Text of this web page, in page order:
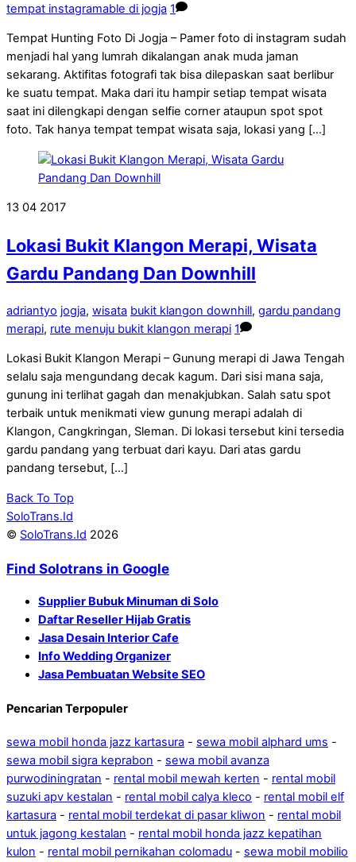
tempat instagramable di jogja 1
Tempat Hunting Foto Di Jogja – Pamer foto di instagram sudah
menjadi hal yang lumrah dikalangan anak muda jaman
sekarang. Aktifitas fotografi tak bisa dilepaskan saat berlibur
ke suatu tempat. Maka dari itu hampir setiap tempat wisata
saat ini dilengkapi dengan selfie corner ataupun spot spot
foto. Tak hanya tempat tempat wisata saja, lokasi yang […]
13 04 2017
Lokasi Bukit Klangon Merapi, Wisata
Gardu Pandang Dan Downhill
adriantyo jogja, wisata bukit klangon downhill, gardu pandang
merapi, rute menuju bukit klangon merapi 1
Lokasi Bukit Klangon Merapi – Gunung merapi di Jawa Tengah
selalu saja mengundang decak kagum. Dari sisi mana saja,
gunung ini terlihat gagah dan menakjubkan. Salah satu spot
terbaik untuk menikmati view gunung merapi adalah di
Klangon, Cangkringan, Sleman. Di lokasi tersebut kini tersedia
gardu pandang yang terbuat dari kayu. Dari atas gardu
pandang tersebut, […]
Back To Top
SoloTrans.Id
© SoloTrans.Id 2026
Find Solotrans in Google
Supplier Bubuk Minuman di Solo
Daftar Reseller Hijab Gratis
Jasa Desain Interior Cafe
Info Wedding Organizer
Jasa Pembuatan Website SEO
Pencarian Terpopuler
sewa mobil honda jazz kartasura - sewa mobil alphard ums -
sewa mobil sigra keprabon - sewa mobil avanza
purwodiningratan - rental mobil mewah kerten - rental mobil
suzuki apv kestalan - rental mobil calya kleco - rental mobil elf
kartasura - rental mobil terdekat di pasar kliwon - rental mobil
untuk jagong kestalan - rental mobil honda jazz kepatihan
kulon - rental mobil pernikahan colomadu - sewa mobil mobilio